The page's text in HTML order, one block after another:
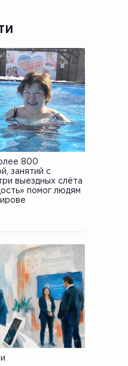
800
занятий с
выездных слёта
помог людям